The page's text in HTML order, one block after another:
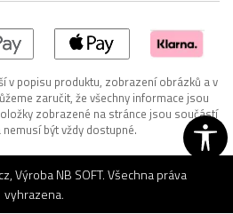
v popisu produktu, zobrazení obrázků a v
zaručit, že všechny informace jsou
zobrazené na stránce jsou součástí
nemusí být vždy dostupné.
, VýrobaNB SOFT. Všechna práva
vyhrazena.